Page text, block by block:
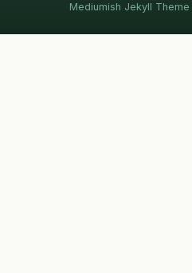
Mediumish Jekyll Theme